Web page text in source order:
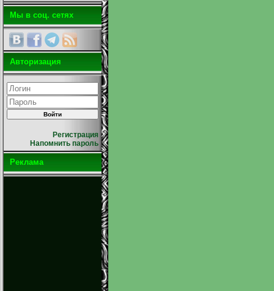
Мы в соц. сетях
Авторизация
Регистрация
Напомнить пароль
Реклама